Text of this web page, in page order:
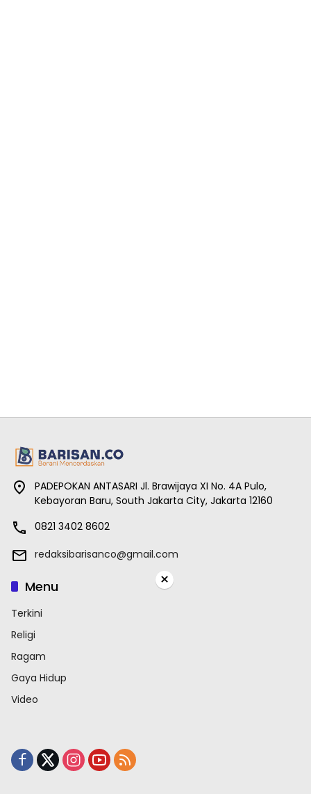
PADEPOKAN ANTASARI Jl. Brawijaya XI No. 4A Pulo,
Kebayoran Baru, South Jakarta City, Jakarta 12160
0821 3402 8602
redaksibarisanco@gmail.com
Menu
Terkini
Religi
Ragam
Gaya Hidup
Video
×